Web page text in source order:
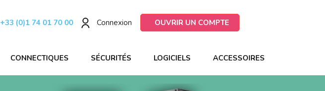
+33 (0)1 74 01 70 00 Connexion OUVRIR UN COMPTE
CONNECTIQUES SÉCURITÉS LOGICIELS ACCESSOIRES